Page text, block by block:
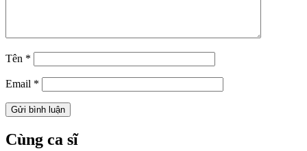
Tên *
Email *
Cùng ca sĩ